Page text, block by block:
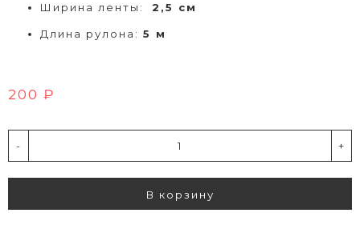
Ширина ленты: 2,5 см
Длина рулона: 5 м
200 ₽
- +
В корзину